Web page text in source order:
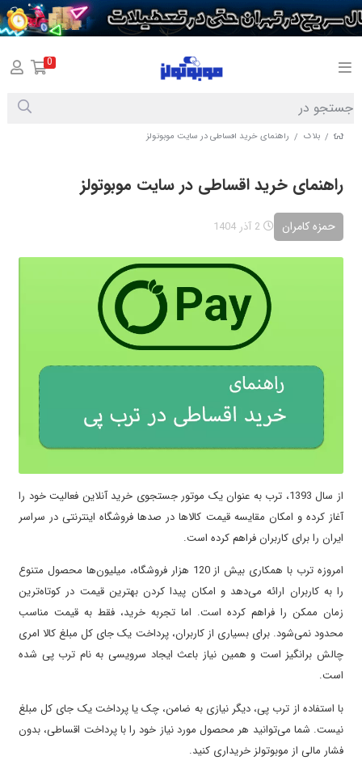
/ بلاگ / راهنمای خرید اقساطی در سایت موبوتولز
راهنمای خرید اقساطی در سایت موبوتولز
حمزه کامران
از سال 1393، ترب به عنوان یک موتور جستجوی خرید آنلاین فعالیت خود را
آغاز کرده و امکان مقایسه قیمت کالاها در صدها فروشگاه اینترنتی در سراسر
ایران را برای کاربران فراهم کرده است.
امروزه ترب با همکاری بیش از 120 هزار فروشگاه، میلیون‌ها محصول متنوع
را به کاربران ارائه می‌دهد و امکان پیدا کردن بهترین قیمت در کوتاه‌ترین
زمان ممکن را فراهم کرده است. اما تجربه خرید، فقط به قیمت مناسب
محدود نمی‌شود. برای بسیاری از کاربران، پرداخت یک جای کل مبلغ کالا امری
چالش برانگیز است و همین نیاز باعث ایجاد سرویسی به نام ترب پی شده
است.
با استفاده از ترب پی، دیگر نیازی به ضامن، چک یا پرداخت یک جای کل مبلغ
نیست. شما می‌توانید هر محصول مورد نیاز خود را با پرداخت اقساطی، بدون
فشار مالی از موبوتولز خریداری کنید.
0